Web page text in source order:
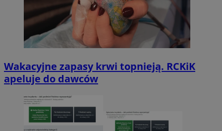
Wakacyjne zapasy krwi topnieją. RCKiK
apeluje do dawców